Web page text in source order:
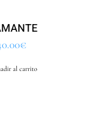
€
al carrito